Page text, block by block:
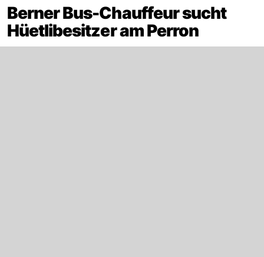
Berner Bus-Chauffeur sucht
Hüetlibesitzer am Perron